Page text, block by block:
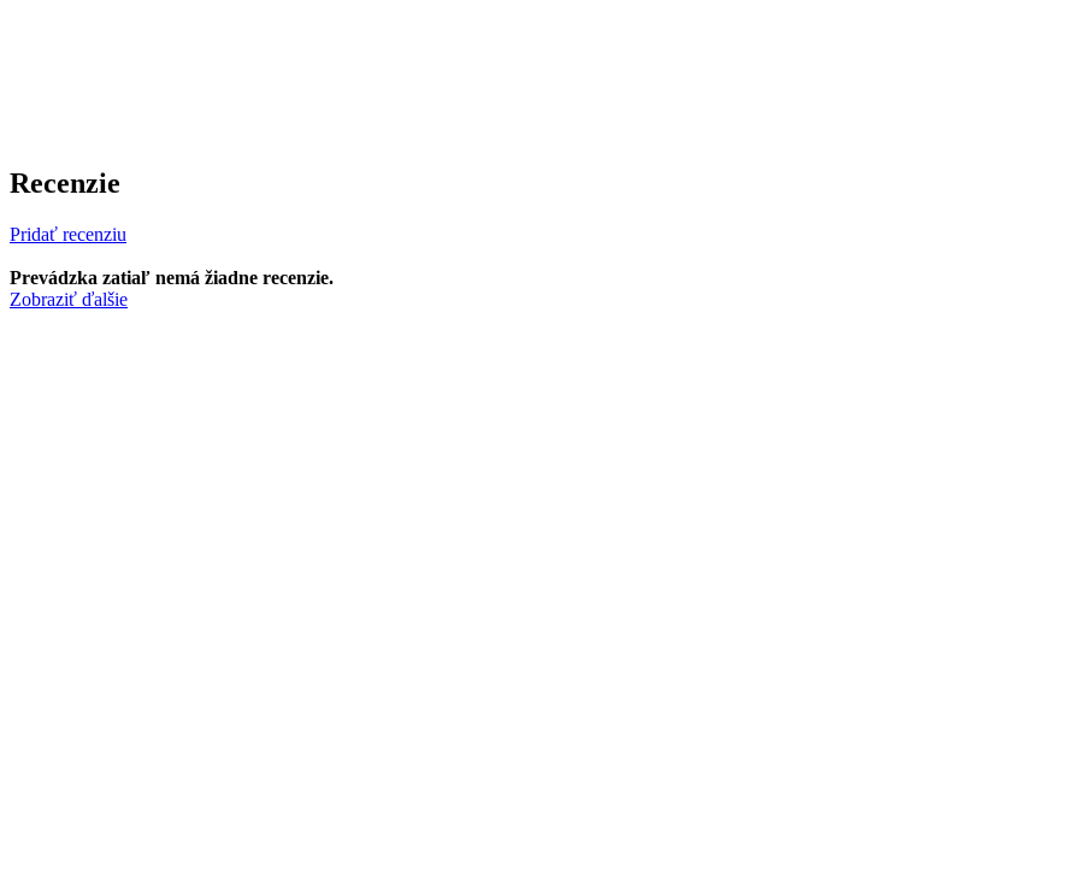
Recenzie
Pridať recenziu
Prevádzka zatiaľ nemá žiadne recenzie.
Zobraziť ďalšie